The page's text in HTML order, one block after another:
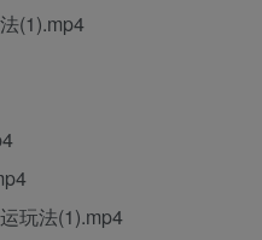
(1).mp4
玩法(1).mp4